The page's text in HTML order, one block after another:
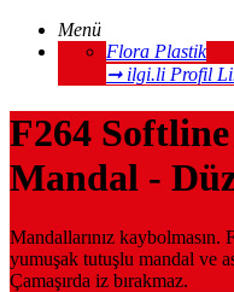
Menü
Flora Plastik
➞ ilgi.li Profil
F264
Mandal -
Mandallarınız
yumuşak tutuşlu mandal ve
Çamaşırda iz bırakmaz.